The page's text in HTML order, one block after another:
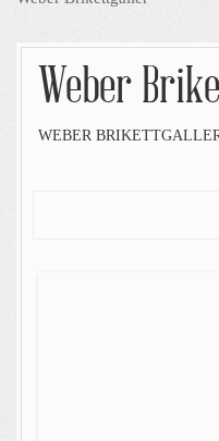
Weber
WEBER